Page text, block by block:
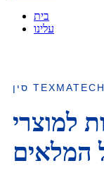
בית
עלינו
סין TEXMATECH
למוצרי
המלאים